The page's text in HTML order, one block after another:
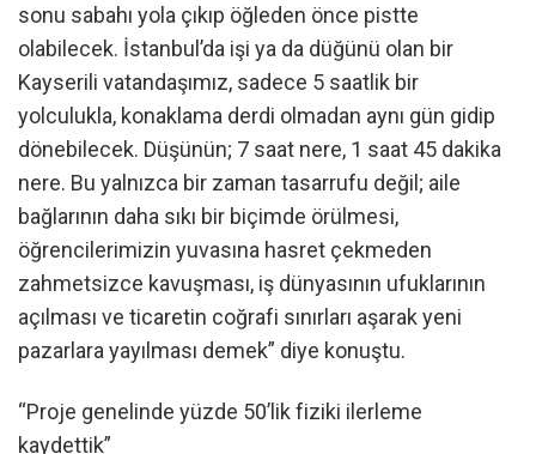
sonu sabahı yola çıkıp öğleden önce pistte
olabilecek. İstanbul’da işi ya da düğünü olan bir
Kayserili vatandaşımız, sadece 5 saatlik bir
yolculukla, konaklama derdi olmadan aynı gün gidip
dönebilecek. Düşünün; 7 saat nere, 1 saat 45 dakika
nere. Bu yalnızca bir zaman tasarrufu değil; aile
bağlarının daha sıkı bir biçimde örülmesi,
öğrencilerimizin yuvasına hasret çekmeden
zahmetsizce kavuşması, iş dünyasının ufuklarının
açılması ve ticaretin coğrafi sınırları aşarak yeni
pazarlara yayılması demek” diye konuştu.
“Proje genelinde yüzde 50’lik fiziki ilerleme
kaydettik”